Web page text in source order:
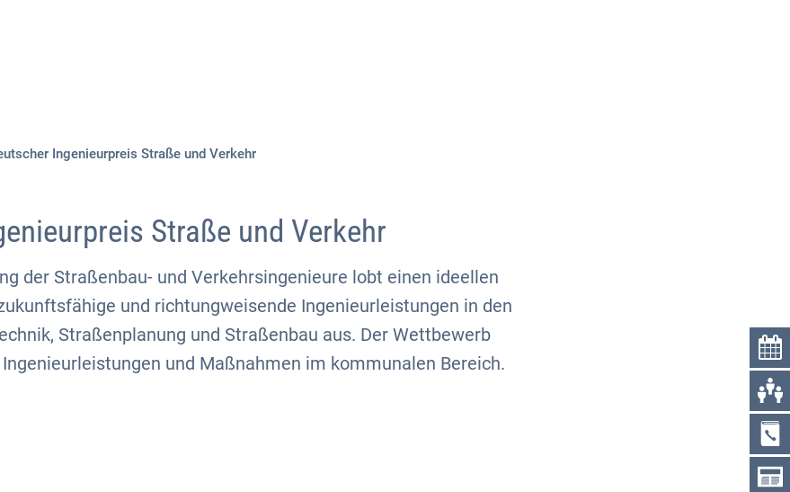
Ingenieurpreis Straße und Verkehr
Straße und Verkehr
der Straßenbau- und Verkehrsingenieure lobt einen ideellen
und richtungweisende Ingenieurleistungen in den
Straßenplanung und Straßenbau aus. Der Wettbewerb
und Maßnahmen im kommunalen Bereich.